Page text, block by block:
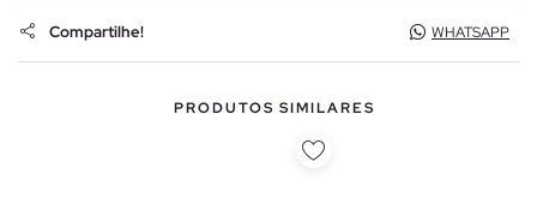
Compartilhe! WHATSAPP
PRODUTOS SIMILARES